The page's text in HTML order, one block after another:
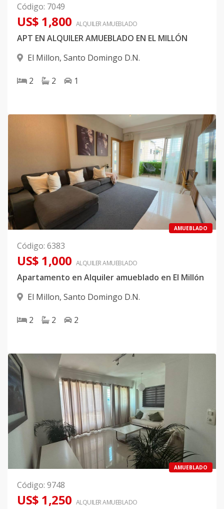
Código: 7049
US$ 1,800 ALQUILERAMUEBLADO
APT EN ALQUILER AMUEBLADO EN EL MILLÓN
El Millon, Santo Domingo D.N.
2 2 1
AMUEBLADO
Código: 6383
US$ 1,000 ALQUILERAMUEBLADO
Apartamento en Alquiler amueblado en El Millón
El Millon, Santo Domingo D.N.
2 2 2
AMUEBLADO
Código: 9748
US$ 1,250 ALQUILERAMUEBLADO